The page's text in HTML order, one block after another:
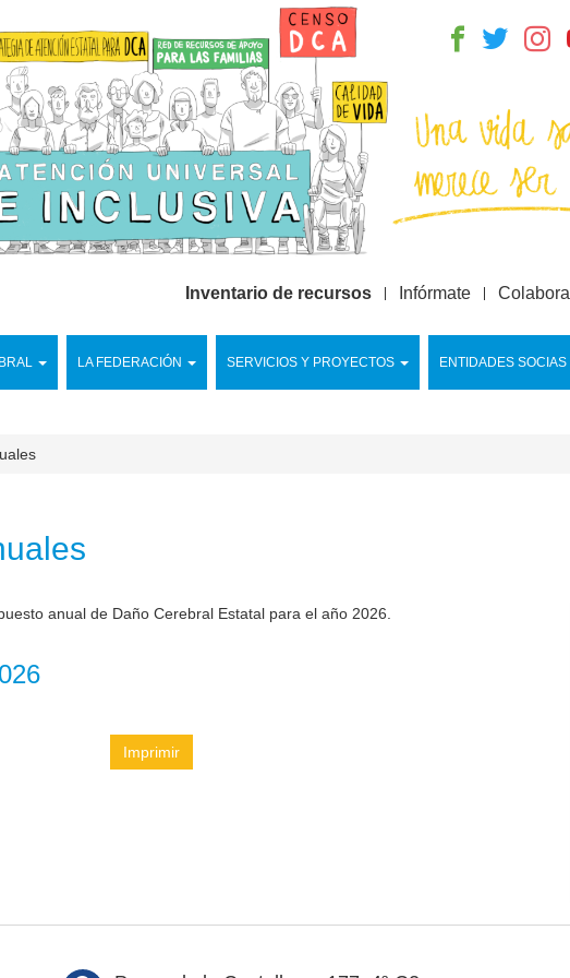
LA FEDERACIÓN SERVICIOS Y PROYECTOS ENTIDADES SOCIAS
Inventario de recursos Infórmate Colabora
anual de Daño Cerebral Estatal para el año 2026.
Imprimir